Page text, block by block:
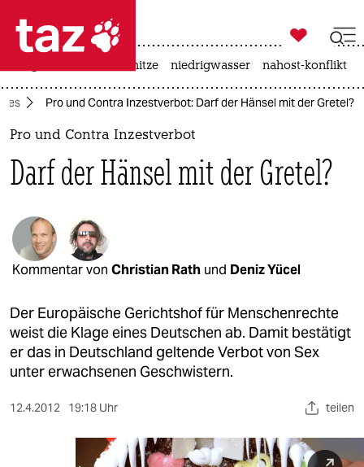
 taz zahl ich
taz zahl ich
politik
öko
gesellschaft
sport
berlin
nord
wahrheit

taz zahl ich
hitze niedrigwasser nahost-konflikt
Pro und Contra Inzestverbot: Darf der Hänsel mit der Gretel?
Pro und Contra Inzestverbot
Darf der Hänsel mit der Gretel?
Kommentar von Christian Rath und Deniz Yücel
Der Europäische Gerichtshof für Menschenrechte
weist die Klage eines Deutschen ab. Damit bestätigt
er das in Deutschland geltende Verbot von Sex
unter erwachsenen Geschwistern.
12.4.2012 19:18 Uhr teilen